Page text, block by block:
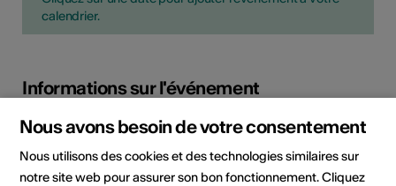
calendrier.
Informations sur l'événement
Informations
complémentaires
PDF
Nous avons besoin de votre consentement
Nous utilisons des cookies et des technologies similaires sur
notre site web pour assurer son bon fonctionnement. Cliquez